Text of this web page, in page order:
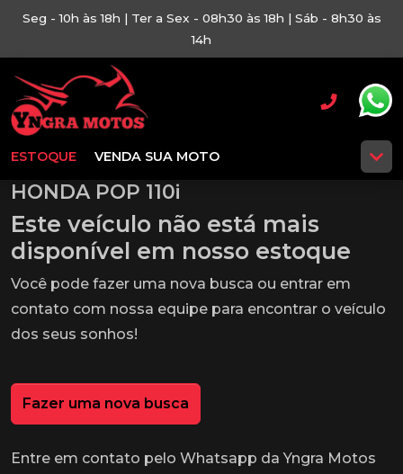
Seg - 10h às 18h | Ter a Sex - 08h30 às 18h | Sáb - 8h30 às
14h
ESTOQUE VENDA SUA MOTO
HONDA POP 110i
Este veículo não está mais
disponível em nosso estoque
Você pode fazer uma nova busca ou entrar em
contato com nossa equipe para encontrar o veículo
dos seus sonhos!
Fazer uma nova busca
Entre em contato pelo Whatsapp da Yngra Motos